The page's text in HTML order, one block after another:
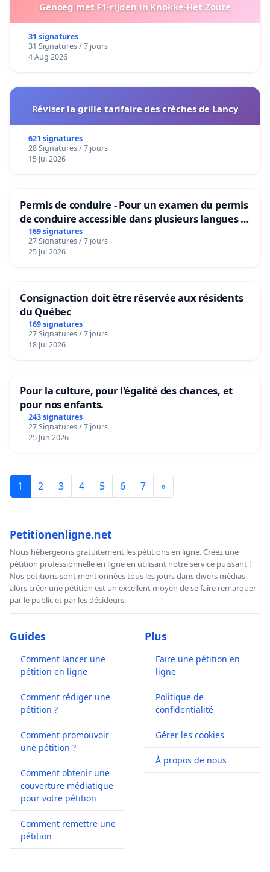
Genoeg met F1-rijden in Knokke-Het Zoute
31 signatures
31 Signatures / 7 jours
4 Aug 2026
Réviser la grille tarifaire des crèches de Lancy
621 signatures
28 Signatures / 7 jours
15 Jul 2026
Permis de conduire - Pour un examen du permis
de conduire accessible dans plusieurs langues à
Bruxelles
169 signatures
27 Signatures / 7 jours
25 Jul 2026
Consignaction doit être réservée aux résidents
du Québec
169 signatures
27 Signatures / 7 jours
18 Jul 2026
Pour la culture, pour l'égalité des chances, et
pour nos enfants.
243 signatures
27 Signatures / 7 jours
25 Jun 2026
1 2 3 4 5 6 7 »
Petitionenligne.net
Nous hébergeons gratuitement les pétitions en ligne. Créez une
pétition professionnelle en ligne en utilisant notre service puissant !
Nos pétitions sont mentionnées tous les jours dans divers médias,
alors créer une pétition est un excellent moyen de se faire remarquer
par le public et par les décideurs.
Guides
Comment lancer une
pétition en ligne
Comment rédiger une
pétition ?
Comment promouvoir
une pétition ?
Comment obtenir une
couverture médiatique
pour votre pétition
Comment remettre une
pétition
Plus
Faire une pétition en
ligne
Politique de
confidentialité
Gérer les cookies
À propos de nous